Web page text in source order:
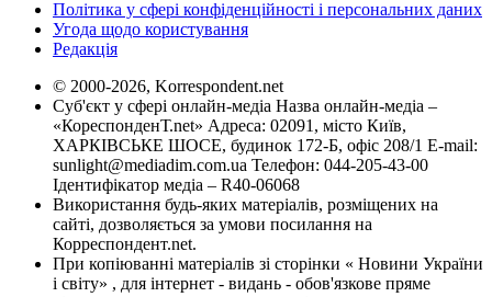
Політика у сфері конфіденційності і персональних даних
Угода щодо користування
Редакція
© 2000-2026, Korrespondent.net
Суб'єкт у сфері онлайн-медіа Назва онлайн-медіа –
«КореспонденТ.net» Адреса: 02091, місто Київ,
ХАРКІВСЬКЕ ШОСЕ, будинок 172-Б, офіс 208/1 E-mail:
sunlight@mediadim.com.ua Телефон: 044-205-43-00
Ідентифікатор медіа – R40-06068
Використання будь-яких матеріалів, розміщених на
сайті, дозволяється за умови посилання на
Корреспондент.net.
При копіюванні матеріалів зі сторінки « Новини України
і світу» , для інтернет - видань - обов'язкове пряме